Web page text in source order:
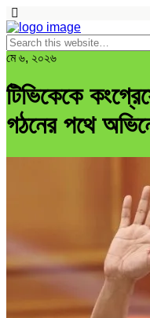
মে ৬, ২০২৬
টিভিকেকে
গঠনের পথে